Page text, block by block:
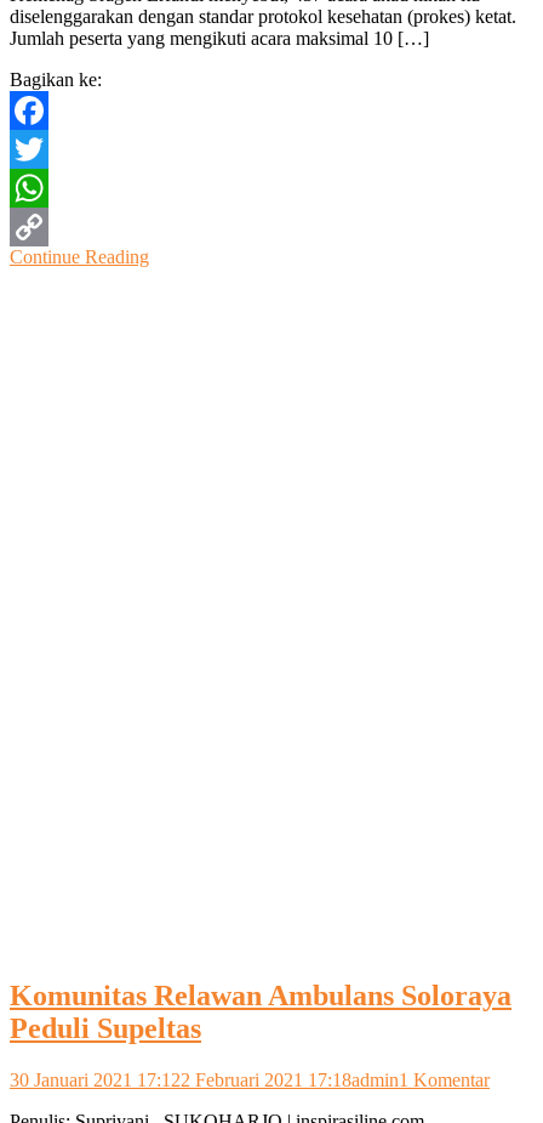
diselenggarakan dengan standar protokol kesehatan (prokes) ketat.
Jumlah peserta yang mengikuti acara maksimal 10 […]
Bagikan ke:
Facebook
Twitter
WhatsApp
Copy
Continue Reading
Komunitas Relawan Ambulans Soloraya
Peduli Supeltas
30 Januari 2021 17:122 Februari 2021 17:18admin1 Komentarpada